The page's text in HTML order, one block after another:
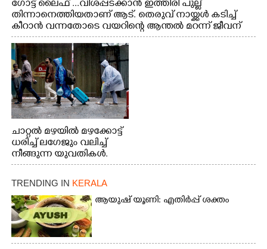
ഗോട്ട് ലൈഫ് ...വിശപ്പടക്കാൻ ഇത്തിരി പുല്ല്
തിന്നാനെത്തിയതാണ് ആട്. തെരുവ് നായ്ക്കൾ കടിച്ച്
കീറാൻ വന്നതോടെ വയറിന്റെ ആന്തൽ മറന്ന് ജീവന്
വേണ്ടിയായി ഓട്ടം. എറണാകുളം വാത്തുരുത്തിയിൽ
നിന്നുള്ള കാഴ്ച
ചാറ്റൽ മഴയിൽ മഴക്കോട്ട്
ധരിച്ച് ലഗേജും വലിച്ച്
നീങ്ങുന്ന യുവതികൾ.
എറണാകുളം മേനകയിൽ
നിന്നുള്ള കാഴ്ച
TRENDING IN KERALA
ആയുഷ് യൂണി: എതിർപ്പ് ശക്തം